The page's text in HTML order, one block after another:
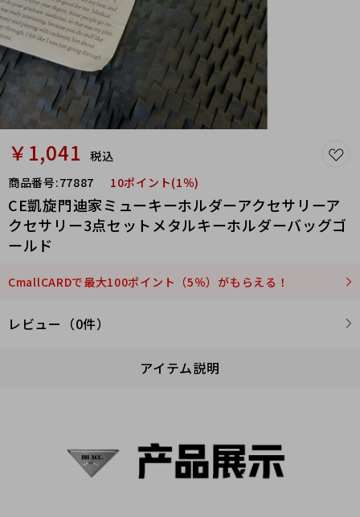
￥1,041
税込
商品番号:77887 10ポイント(1％)
CE凱旋門迪家ミューキーホルダーアクセサリーア
クセサリー3点セットメタルキーホルダーバッグゴ
ールド
CmallCARDで最大100ポイント（5％）がもらえる！
レビュー（0件）
アイテム説明